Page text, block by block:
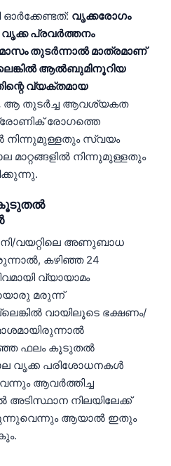
ഓർക്കേണ്ടത്: വൃക്കരോഗം
വൃക്ക പ്രവർത്തനം
തുടർന്നാൽ മാത്രമാണ്
ആൽബുമിനൂറിയ
വ്യക്തമായ
ആ തുടർച്ച ആവശ്യകത
രോഗത്തെ
നിന്നുമുള്ളതും സ്വയം
മാറ്റങ്ങളിൽ നിന്നുമുള്ളതും
കൂടുതൽ
വയറ്റിലെ അണുബാധ
കഴിഞ്ഞ 24
വ്യായാമം
മരുന്ന്
വായിലൂടെ ഭക്ഷണം/
ഫലം കൂടുതൽ
വൃക്ക പരിശോധനകൾ
ആവർത്തിച്ച
അടിസ്ഥാന നിലയിലേക്ക്
ആയാൽ ഇതും